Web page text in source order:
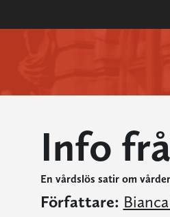
Info
En vårdslös satir om
Författare: